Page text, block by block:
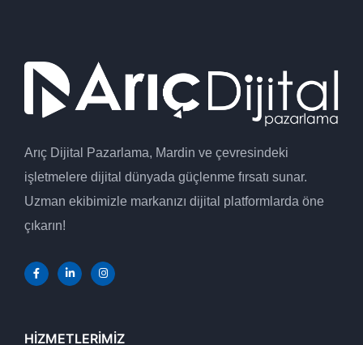
Arıç Dijital Pazarlama, Mardin ve çevresindeki
işletmelere dijital dünyada güçlenme fırsatı sunar.
Uzman ekibimizle markanızı dijital platformlarda öne
çıkarın!
HIZMETLERIMIZ